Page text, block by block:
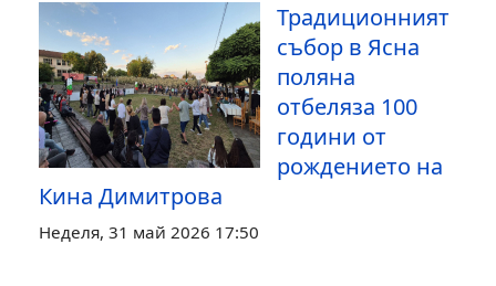
Традиционният
събор в Ясна
поляна
отбеляза 100
години от
рождението на
Кина Димитрова
Неделя, 31 май 2026 17:50